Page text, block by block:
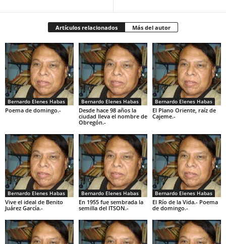
Artículos relacionados Más del autor
Bernardo Elenes Habas
Poema de domingo.-
Bernardo Elenes Habas
Desde hace 98 años la
ciudad lleva el nombre de
Obregón.-
Bernardo Elenes Habas
El Plano Oriente, raíz de
Cajeme.-
Bernardo Elenes Habas
Vive el ideal de Benito
Juárez García.-
Bernardo Elenes Habas
En 1955 fue sembrada la
semilla del ITSON.-
Bernardo Elenes Habas
El Río de la Vida.- Poema
de domingo.-